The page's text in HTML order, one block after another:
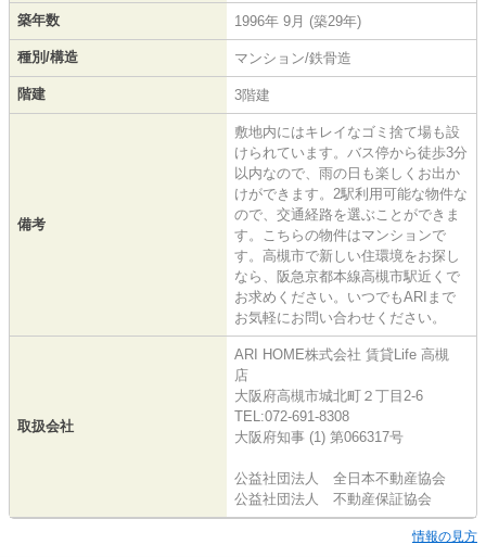
築年数 1996年 9月 (築29年)
種別/構造 マンション/鉄骨造
階建 3階建
備考
敷地内にはキレイなゴミ捨て場も設
けられています。バス停から徒歩3分
以内なので、雨の日も楽しくお出か
けができます。2駅利用可能な物件な
ので、交通経路を選ぶことができま
す。こちらの物件はマンションで
す。高槻市で新しい住環境をお探し
なら、阪急京都本線高槻市駅近くで
お求めください。いつでもARIまで
お気軽にお問い合わせください。
取扱会社
ARI HOME株式会社 賃貸Life 高槻
店
大阪府高槻市城北町２丁目2-6
TEL:072-691-8308
大阪府知事 (1) 第066317号
公益社団法人 全日本不動産協会
公益社団法人 不動産保証協会
情報の見方